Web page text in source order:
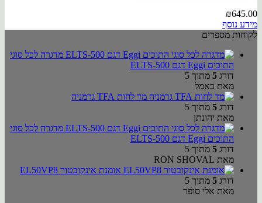
₪645.00
מידע נוסף
לקוחות מספרים
מדגרה לכל סוגי
התוכים Eggi דגם ELTS-500
דורג 5 מתוך 5
מאת כאמל
מד לחות TFA גרמניה
דורג 5 מתוך 5
מאת יהונתן
מדגרה לכל סוגי
התוכים Eggi דגם ELTS-500
דורג 5 מתוך 5
מאת RON SHOVAL
אומנת אינקובטור EL50VP8
דורג 5 מתוך 5
מאת אלי סופר